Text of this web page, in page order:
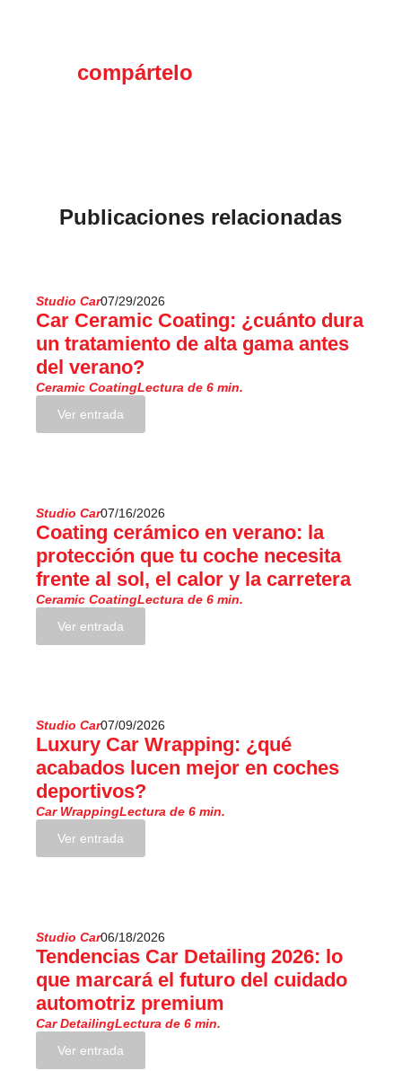
compártelo
Publicaciones relacionadas
Studio Car07/29/2026
Car Ceramic Coating: ¿cuánto dura
un tratamiento de alta gama antes
del verano?
Ceramic CoatingLectura de 6 min.
Ver entrada
Studio Car07/16/2026
Coating cerámico en verano: la
protección que tu coche necesita
frente al sol, el calor y la carretera
Ceramic CoatingLectura de 6 min.
Ver entrada
Studio Car07/09/2026
Luxury Car Wrapping: ¿qué
acabados lucen mejor en coches
deportivos?
Car WrappingLectura de 6 min.
Ver entrada
Studio Car06/18/2026
Tendencias Car Detailing 2026: lo
que marcará el futuro del cuidado
automotriz premium
Car DetailingLectura de 6 min.
Ver entrada